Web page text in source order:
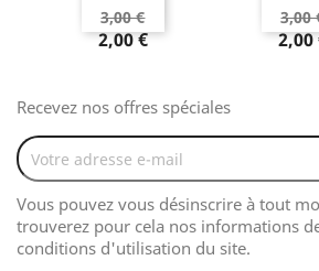
3,00 €
2,00 €
3,00
2,00
Recevez nos offres spéciales
Vous pouvez vous désinscrire à tout
trouverez pour cela nos informations
conditions d'utilisation du site.